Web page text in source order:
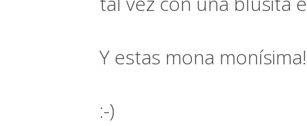
Y estas mona monísima!
:-)